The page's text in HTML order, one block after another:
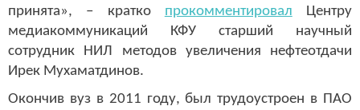
принята», – кратко прокомментировал Центру
медиакоммуникаций КФУ старший научный
сотрудник НИЛ методов увеличения нефтеотдачи
Ирек Мухаматдинов.
Окончив вуз в 2011 году, был трудоустроен в ПАО